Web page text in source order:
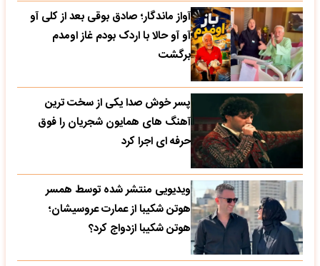
آواز ماندگار؛ صادق بوقی بعد از کلی آو
آو آو حالا با اردک بودم غاز اومدم
برگشت
پسر خوش صدا یکی از سخت ترین
آهنگ های همایون شجریان را فوق
حرفه ای اجرا کرد
ویدیویی منتشر شده توسط همسر
هوتن شکیبا از عمارت عروسیشان؛
هوتن شکیبا ازدواج کرد؟